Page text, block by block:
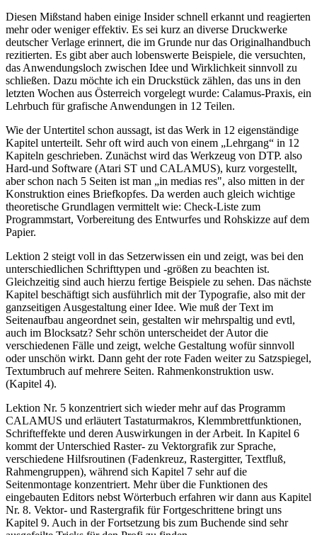
Diesen Mißstand haben einige Insider schnell erkannt und reagierten
mehr oder weniger effektiv. Es sei kurz an diverse Druckwerke
deutscher Verlage erinnert, die im Grunde nur das Originalhandbuch
rezitierten. Es gibt aber auch lobenswerte Beispiele, die versuchten,
das Anwendungsloch zwischen Idee und Wirklichkeit sinnvoll zu
schließen. Dazu möchte ich ein Druckstück zählen, das uns in den
letzten Wochen aus Österreich vorgelegt wurde: Calamus-Praxis, ein
Lehrbuch für grafische Anwendungen in 12 Teilen.
Wie der Untertitel schon aussagt, ist das Werk in 12 eigenständige
Kapitel unterteilt. Sehr oft wird auch von einem „Lehrgang“ in 12
Kapiteln geschrieben. Zunächst wird das Werkzeug von DTP. also
Hard-und Software (Atari ST und CALAMUS), kurz vorgestellt,
aber schon nach 5 Seiten ist man „in medias res", also mitten in der
Konstruktion eines Briefkopfes. Da werden auch gleich wichtige
theoretische Grundlagen vermittelt wie: Check-Liste zum
Programmstart, Vorbereitung des Entwurfes und Rohskizze auf dem
Papier.
Lektion 2 steigt voll in das Setzerwissen ein und zeigt, was bei den
unterschiedlichen Schrifttypen und -größen zu beachten ist.
Gleichzeitig sind auch hierzu fertige Beispiele zu sehen. Das nächste
Kapitel beschäftigt sich ausführlich mit der Typografie, also mit der
ganzseitigen Ausgestaltung einer Idee. Wie muß der Text im
Seitenaufbau angeordnet sein, gestalten wir mehrspaltig und evtl,
auch im Blocksatz? Sehr schön unterscheidet der Autor die
verschiedenen Fälle und zeigt, welche Gestaltung wofür sinnvoll
oder unschön wirkt. Dann geht der rote Faden weiter zu Satzspiegel,
Textumbruch auf mehrere Seiten. Rahmenkonstruktion usw.
(Kapitel 4).
Lektion Nr. 5 konzentriert sich wieder mehr auf das Programm
CALAMUS und erläutert Tastaturmakros, Klemmbrettfunktionen,
Schrifteffekte und deren Auswirkungen in der Arbeit. In Kapitel 6
kommt der Unterschied Raster- zu Vektorgrafik zur Sprache,
verschiedene Hilfsroutinen (Fadenkreuz, Rastergitter, Textfluß,
Rahmengruppen), während sich Kapitel 7 sehr auf die
Seitenmontage konzentriert. Mehr über die Funktionen des
eingebauten Editors nebst Wörterbuch erfahren wir dann aus Kapitel
Nr. 8. Vektor- und Rastergrafik für Fortgeschrittene bringt uns
Kapitel 9. Auch in der Fortsetzung bis zum Buchende sind sehr